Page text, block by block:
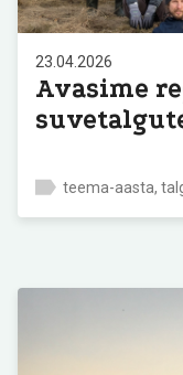
23.04.2026
Avasime
teema-aasta,